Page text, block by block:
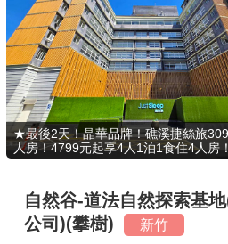
搜尋景點
好康優惠
最新消息
最新留言
★最後2天！晶華品牌！礁溪捷絲旅
人房！4799元起享4人1泊1食住4人房！
自然谷-道法自然探索基
公司)(攀樹)
新竹